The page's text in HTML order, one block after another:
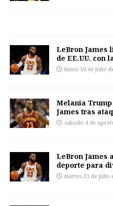
LeBron James
de EE.UU. con
lunes 19 de julio
Melania
James tras
sábado 4 de
LeBron James
deporte para
martes 31 de julio